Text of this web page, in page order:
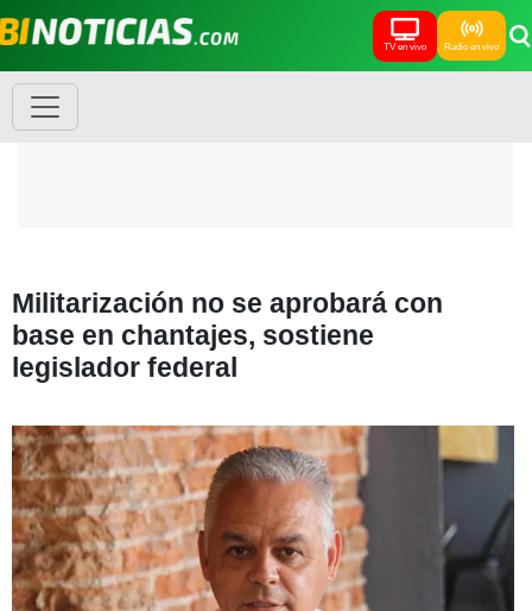
TV en vivo Radio en vivo
Militarización no se aprobará con
base en chantajes, sostiene
legislador federal